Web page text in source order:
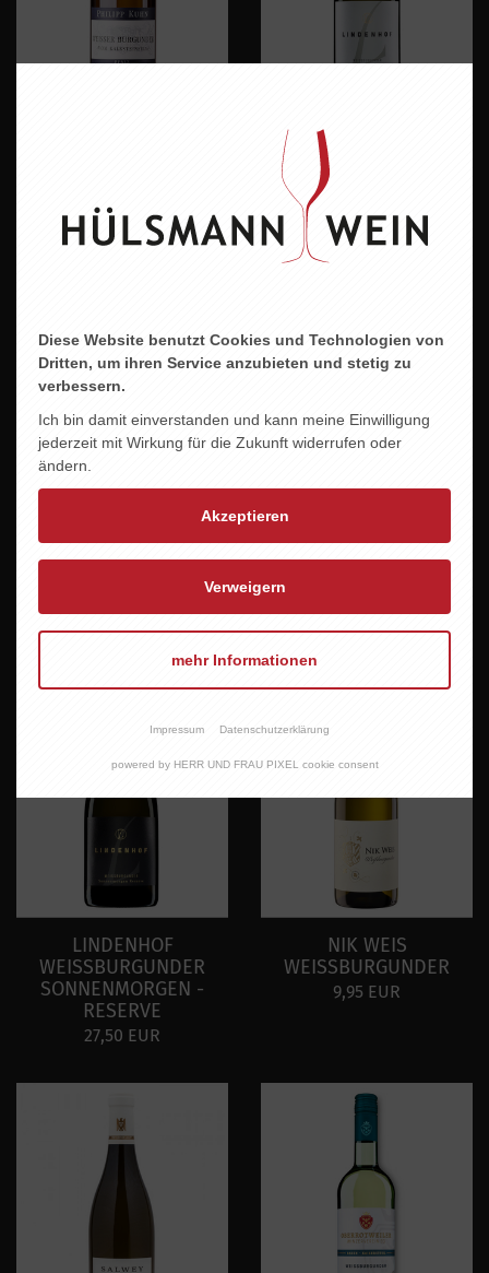
LINDENHOF
WEISSBURGUNDER
WEISSBURGUNDER
WEISSBURGUNDER
LINDENHOF
WEISSBURGUNDER
SONNENMORGEN -
RESERVE
27,50 EUR
NIK WEIS
WEISSBURGUNDER
9,95 EUR
Diese Website benutzt Cookies und Technologien von
Dritten, um ihren Service anzubieten und stetig zu
verbessern.
Ich bin damit einverstanden und kann meine Einwilligung
jederzeit mit Wirkung für die Zukunft widerrufen oder
ändern.
Akzeptieren
Verweigern
mehr Informationen
Impressum Datenschutzerklärung
powered by HERR UND FRAU PIXEL cookie consent